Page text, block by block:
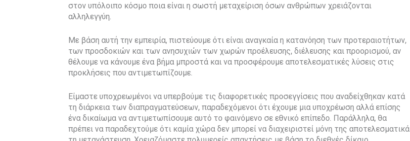
στον υπόλοιπο κόσμο ποια είναι η σωστή μεταχείριση όσων ανθρώπων χρειάζονται
αλληλεγγύη.
Με βάση αυτή την εμπειρία, πιστεύουμε ότι είναι αναγκαία η κατανόηση των προτεραιοτήτων,
των προσδοκιών και των ανησυχιών των χωρών προέλευσης, διέλευσης και προορισμού, αν
θέλουμε να κάνουμε ένα βήμα μπροστά και να προσφέρουμε αποτελεσματικές λύσεις στις
προκλήσεις που αντιμετωπίζουμε.
Είμαστε υποχρεωμένοι να υπερβούμε τις διαφορετικές προσεγγίσεις που αναδείχθηκαν κατά
τη διάρκεια των διαπραγματεύσεων, παραδεχόμενοι ότι έχουμε μια υποχρέωση αλλά επίσης
ένα δικαίωμα να αντιμετωπίσουμε αυτό το φαινόμενο σε εθνικό επίπεδο. Παράλληλα, θα
πρέπει να παραδεχτούμε ότι καμία χώρα δεν μπορεί να διαχειριστεί μόνη της αποτελεσματικά